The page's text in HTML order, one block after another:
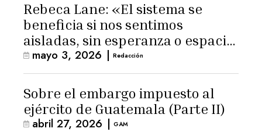
Rebeca Lane: «El sistema se
beneficia si nos sentimos
aisladas, sin esperanza o espacio
para la ternura»
mayo 3, 2026 | Redacción
Sobre el embargo impuesto al
ejército de Guatemala (Parte II)
abril 27, 2026 | GAM